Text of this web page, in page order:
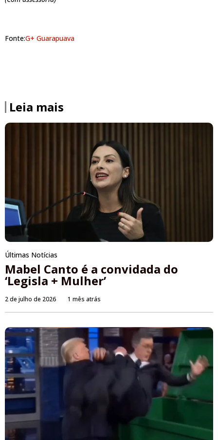
Fonte:G+ Guarapuava
Leia mais
Últimas Notícias
Mabel Canto é a convidada do
‘Legisla + Mulher’
2 de julho de 2026 1 mês atrás